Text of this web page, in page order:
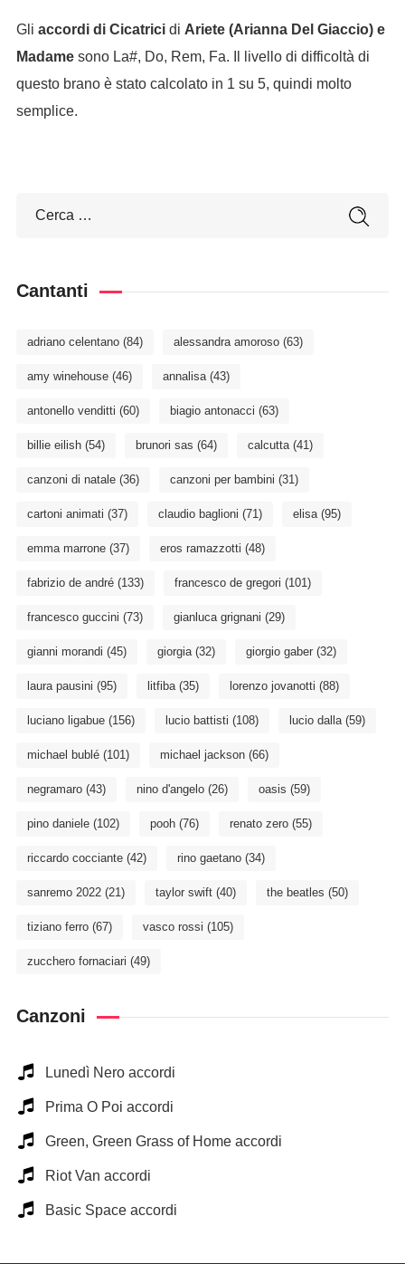
Gli accordi di Cicatricidi Ariete (Arianna Del Giaccio) e
Madamesono La#, Do, Rem, Fa. Il livello di difficoltà di
questo brano è stato calcolato in 1 su 5, quindi molto
semplice.
Cantanti
adriano celentano(84) alessandra amoroso(63)
amy winehouse(46) annalisa(43)
antonello venditti (60) biagio antonacci (63)
billie eilish(54) brunori sas (64) calcutta(41)
canzoni di natale(36) canzoni per bambini (31)
cartoni animati (37) claudio baglioni (71) elisa(95)
emma marrone(37) eros ramazzotti (48)
fabrizio de andré(133) francesco de gregori (101)
francesco guccini (73) gianluca grignani (29)
gianni morandi (45) giorgia(32) giorgio gaber(32)
laura pausini (95) litfiba(35) lorenzo jovanotti (88)
luciano ligabue(156) lucio battisti (108) lucio dalla(59)
michael bublé(101) michael jackson(66)
negramaro(43) nino d'angelo(26) oasis (59)
pino daniele(102) pooh(76) renato zero(55)
riccardo cocciante(42) rino gaetano(34)
sanremo 2022(21) taylor swift(40) the beatles (50)
tiziano ferro(67) vasco rossi (105)
zucchero fornaciari (49)
Canzoni
Lunedì Nero accordi
Prima O Poi accordi
Green, Green Grass of Home accordi
Riot Van accordi
Basic Space accordi